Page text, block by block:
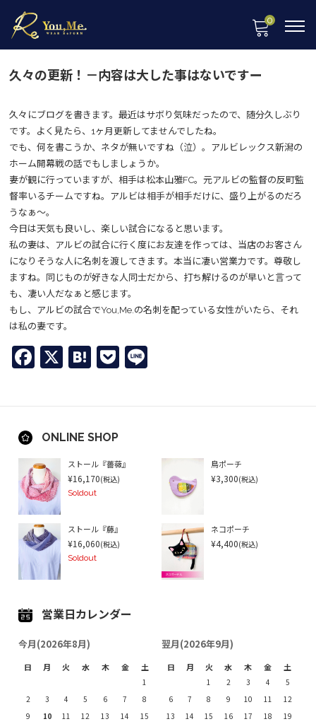
0
久々の更新！－内容は大した事はないですー
久々にブログを書きます。最近はサボり気味だったので、随分久しぶり
です。よく見たら、1ヶ月更新してませんでしたね。
でも、何を書こうか、ネタが無いですね（泣）。アルビレックス新潟の
ホーム開幕戦の話でもしましょうか。
妻が観に行っていますが、相手は松本山雅FC。元アルビの監督の反町監
督率いるチームですね。アルビは相手が相手だけに、盛り上がるのだろ
うなぁ～。
今日は天気も良いし、楽しい試合になると思います。
私の妻は、アルビの試合に行く度にお友達を作っては、当店のお客さん
になりそうな人に名刺を渡してきます。本当に凄い営業力です。尊敬し
ますね。同じものが好きな人同士だから、打ち解けるのが早いと言って
も、凄い人だなぁと感じます。
もし、アルビの試合でYou,Me.の名刺を配っている女性がいたら、それ
は私の妻です。
Facebook
X Hatena
Pocket
ONLINE SHOP
ストール『薔薇』
¥16,170(税込)
Soldout
鳥ポーチ
¥3,300(税込)
ストール『藤』
¥16,060(税込)
Soldout
ネコポーチ
¥4,400(税込)
営業日カレンダー
今月(2026年8月)
日 月 火 水 木 金 土
1
2
3 4 5 6 7
8
9
10 11 12 13 14
15
翌月(2026年9月)
日 月 火 水 木 金 土
1 2 3 4
5
6
7 8 9 10 11
12
13
14 15 16 17 18
19